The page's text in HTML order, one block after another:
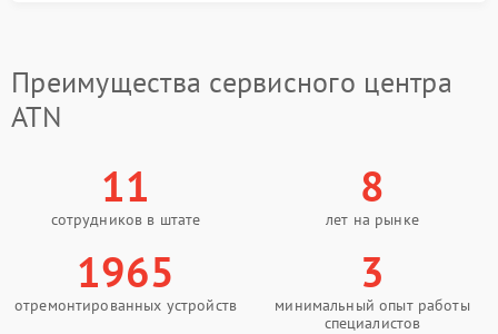
Преимущества сервисного центра
ATN
11
сотрудников в штате
8
лет на рынке
1965
отремонтированных устройств
3
минимальный опыт работы
специалистов